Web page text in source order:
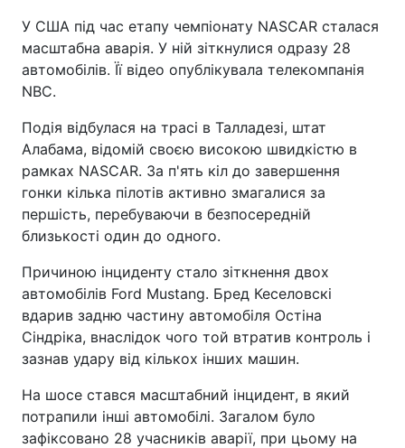
У США під час етапу чемпіонату NASCAR сталася
масштабна аварія. У ній зіткнулися одразу 28
автомобілів. Її відео опублікувала телекомпанія
NBC.
Подія відбулася на трасі в Талладезі, штат
Алабама, відомій своєю високою швидкістю в
рамках NASCAR. За п'ять кіл до завершення
гонки кілька пілотів активно змагалися за
першість, перебуваючи в безпосередній
близькості один до одного.
Причиною інциденту стало зіткнення двох
автомобілів Ford Mustang. Бред Кеселовскі
вдарив задню частину автомобіля Остіна
Сіндріка, внаслідок чого той втратив контроль і
зазнав удару від кількох інших машин.
На шосе стався масштабний інцидент, в який
потрапили інші автомобілі. Загалом було
зафіксовано 28 учасників аварії, при цьому на